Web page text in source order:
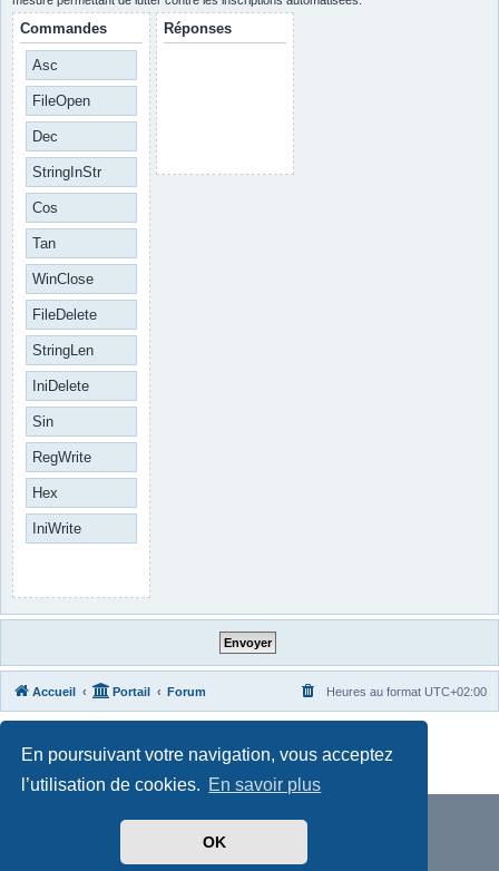
En poursuivant votre navigation, vous acceptez
l’utilisation de cookies. En savoir plus
OK
Commandes
Asc
FileOpen
Dec
StringInStr
Cos
Tan
WinClose
FileDelete
StringLen
IniDelete
Sin
RegWrite
Hex
IniWrite
Réponses
Accueil Portail Forum Heures au format UTC+02:00
Traduit parphpBB-fr.com